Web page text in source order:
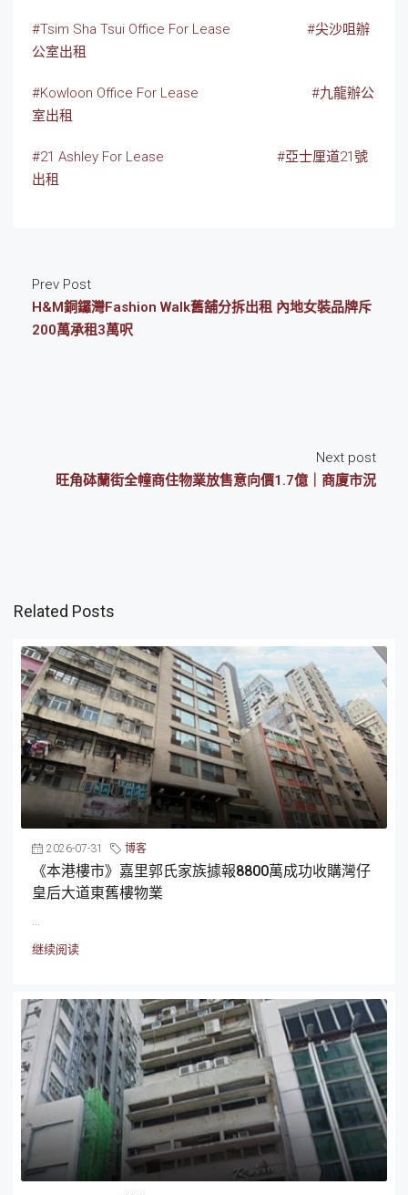
#Tsim Sha Tsui Office For Lease
#尖沙咀辦
公室出租
#Kowloon Office For Lease
#九龍辦公
室出租
#21 Ashley For Lease
#亞士厘道21號
出租
Prev Post
H&M銅鑼灣Fashion Walk舊舖分拆出租 內地女裝品牌斥
200萬承租3萬呎
Next post
旺角砵蘭街全幢商住物業放售意向價1.7億｜商廈市況
Related Posts
2026-07-31 博客
《本港樓市》嘉里郭氏家族據報8800萬成功收購灣仔
皇后大道東舊樓物業
继续阅读